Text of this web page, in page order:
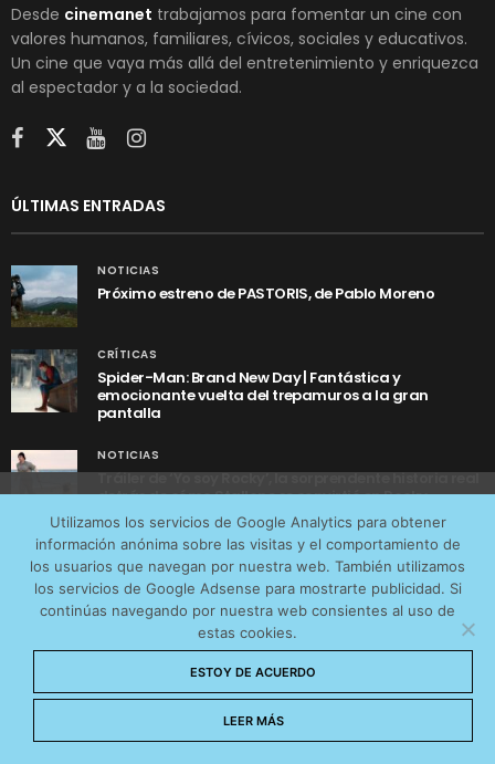
Desde cinemanet trabajamos para fomentar un cine con
valores humanos, familiares, cívicos, sociales y educativos.
Un cine que vaya más allá del entretenimiento y enriquezca
al espectador y a la sociedad.
ÚLTIMAS ENTRADAS
NOTICIAS
Próximo estreno de PASTORIS, de Pablo Moreno
CRÍTICAS
Spider-Man: Brand New Day | Fantástica y
emocionante vuelta del trepamuros a la gran
pantalla
NOTICIAS
Tráiler de ‘Yo soy Rocky’, la sorprendente historia real
detrás de cómo Stallone se convirtió en Rocky
AVISO LEGAL CONTACTO
POLÍTICA DE COOKIES
POLÍTICA DE PRIVACIDAD
© 2026 CinemaNet. Designed by
Utilizamos los servicios de Google Analytics para obtener
información anónima sobre las visitas y el comportamiento de
los usuarios que navegan por nuestra web. También utilizamos
los servicios de Google Adsense para mostrarte publicidad. Si
continúas navegando por nuestra web consientes al uso de
estas cookies.
ESTOY DE ACUERDO
LEER MÁS
tráfico web que recibimos y conocer los servicios que
más os interesan. Puede cambiar las preferencias y
obtener más información sobre las cookies que
utilizamos en nuestra Política de cookies
Aceptar cookies
No permitir cookies